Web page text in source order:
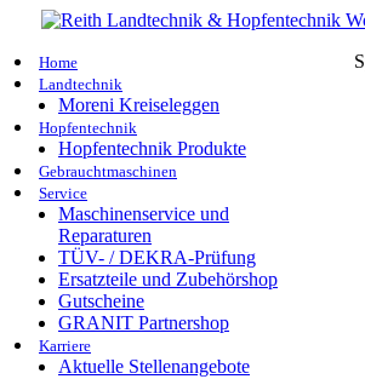
Home
Landtechnik
Moreni Kreiseleggen
Hopfentechnik
Hopfentechnik Produkte
Gebrauchtmaschinen
Service
Maschinenservice und
Reparaturen
TÜV- / DEKRA-Prüfung
Ersatzteile und Zubehörshop
Gutscheine
GRANIT Partnershop
Karriere
Aktuelle Stellenangebote